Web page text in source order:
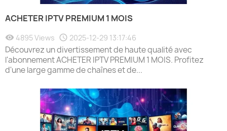
ACHETER IPTV PREMIUM 1 MOIS
4895 Views 2025-12-29 13:17:46
Découvrez un divertissement de haute qualité avec
l'abonnement ACHETER IPTV PREMIUM 1 MOIS. Profitez
d'une large gamme de chaînes et de...